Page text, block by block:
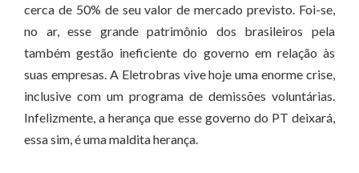
cerca de 50% de seu valor de mercado previsto. Foi-se,
no ar, esse grande patrimônio dos brasileiros pela
também gestão ineficiente do governo em relação às
suas empresas. A Eletrobras vive hoje uma enorme crise,
inclusive com um programa de demissões voluntárias.
Infelizmente, a herança que esse governo do PT deixará,
essa sim, é uma maldita herança.